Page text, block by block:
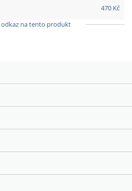
470 Kč
odkaz na tento produkt